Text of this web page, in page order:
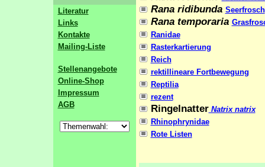
Literatur
Links
Kontakte
Mailing-Liste
Stellenangebote
Online-Shop
Impressum
AGB
Rana ridibunda Seerfrosch
Rana temporaria
Ranidae
Rasterkartierung
Reich
rektillineare Fortbewegung
Reptilia
rezent
RingelnatterNatrix natrix
Rhinophrynidae
Rote Listen